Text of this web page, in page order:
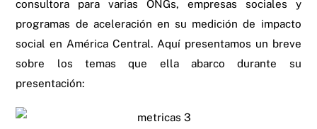
consultora para varias ONGs, empresas sociales y
programas de aceleración en su medición de impacto
social en América Central. Aquí presentamos un breve
sobre los temas que ella abarco durante su
presentación: